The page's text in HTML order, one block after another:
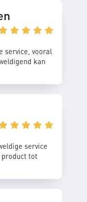
service, vooral
kan
service
tot